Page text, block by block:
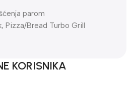
parom
Pizza/Bread Turbo Grill
KORISNIKA